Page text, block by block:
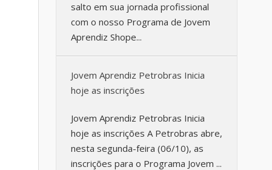
salto em sua jornada profissional
com o nosso Programa de Jovem
Aprendiz Shope...
Jovem Aprendiz Petrobras Inicia
hoje as inscrições
Jovem Aprendiz Petrobras Inicia
hoje as inscrições A Petrobras abre,
nesta segunda-feira (06/10), as
inscrições para o Programa Jovem ...